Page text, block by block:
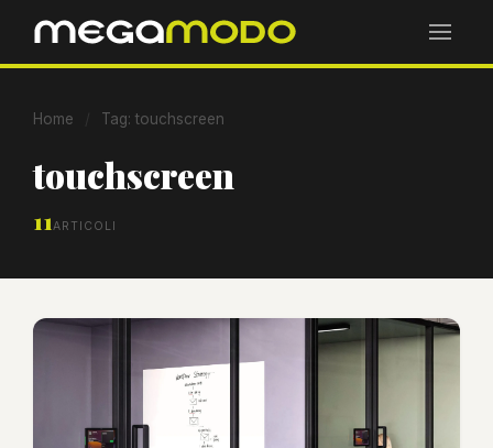
Home Tag: touchscreen
touchscreen
11ARTICOLI